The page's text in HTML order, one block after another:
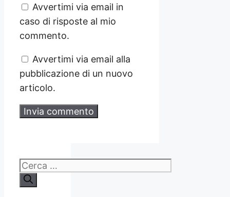
Avvertimi via email in
caso di risposte al mio
commento.
Avvertimi via email alla
pubblicazione di un nuovo
articolo.
Ricerca
per: